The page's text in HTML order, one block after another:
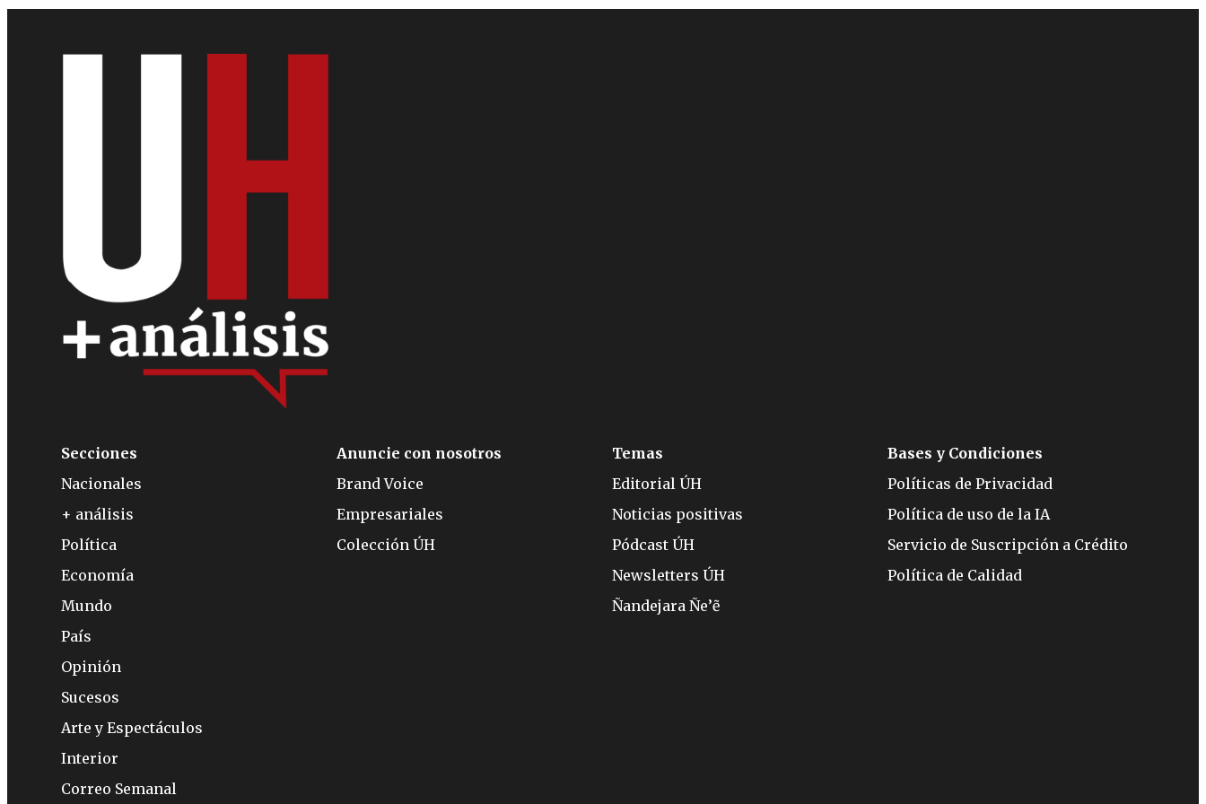
Secciones
Nacionales
+ análisis
Política
Economía
Mundo
País
Opinión
Sucesos
Arte y Espectáculos
Interior
Correo Semanal
Anuncie con nosotros
Brand Voice
Empresariales
Colección ÚH
Temas
Editorial ÚH
Noticias positivas
Pódcast ÚH
Newsletters ÚH
Ñandejara Ñe’ẽ
Bases y Condiciones
Políticas de Privacidad
Política de uso de la IA
Servicio de Suscripción a Crédito
Política de Calidad